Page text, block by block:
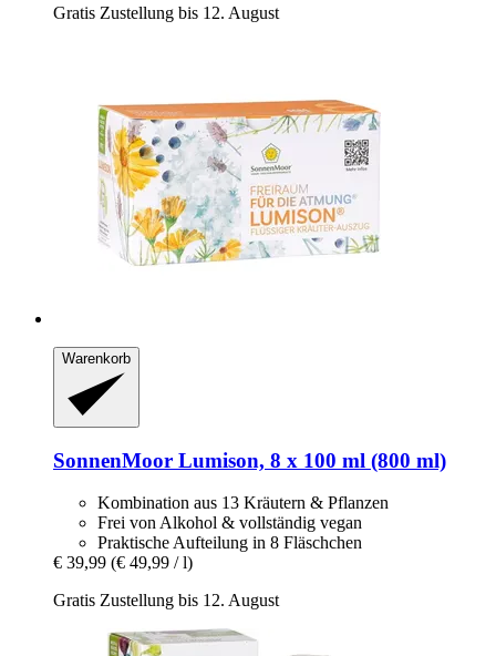
Gratis Zustellung bis 12. August
Warenkorb
SonnenMoor Lumison, 8 x 100 ml (800 ml)
Kombination aus 13 Kräutern & Pflanzen
Frei von Alkohol & vollständig vegan
Praktische Aufteilung in 8 Fläschchen
€ 39,99 (€ 49,99 / l)
Gratis Zustellung bis 12. August